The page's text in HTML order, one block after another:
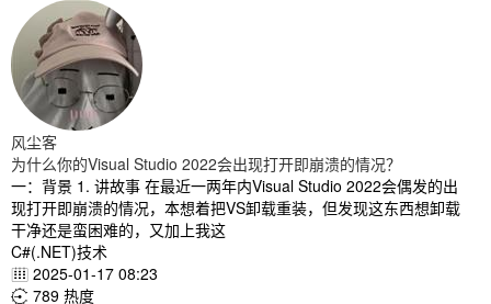
风尘客
为什么你的Visual Studio 2022会出现打开即崩溃的情况？
一：背景 1. 讲故事 在最近一两年内Visual Studio 2022会偶发的出
现打开即崩溃的情况，本想着把VS卸载重装，但发现这东西想卸载
干净还是蛮困难的，又加上我这
C#(.NET)技术
 2025-01-17 08:23
 789 热度